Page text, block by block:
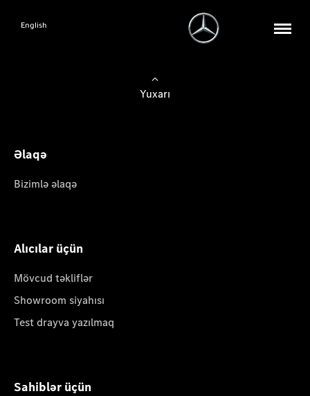
English
Yuxarı
Əlaqə
Bizimlə əlaqə
Alıcılar üçün
Mövcud təkliflər
Showroom siyahısı
Test drayva yazılmaq
Sahiblər üçün